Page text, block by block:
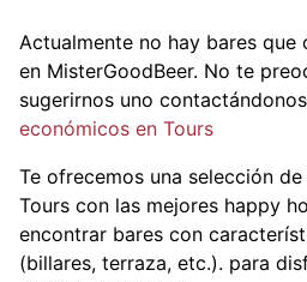
Actualmente no hay bares que
en MisterGoodBeer. No te
sugerirnos uno
económicos en Tours
Te ofrecemos una selección
Tours con las mejores happy
encontrar bares con
(billares, terraza, etc.). para